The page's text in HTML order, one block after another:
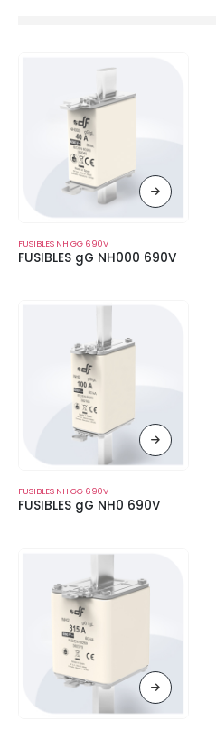
FUSIBLES NH GG 690V
FUSIBLES gG NH000 690V
FUSIBLES NH GG 690V
FUSIBLES gG NH0 690V